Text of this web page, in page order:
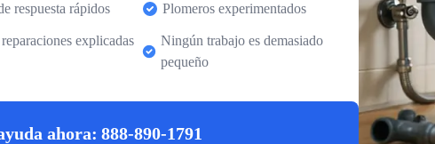
respuesta rápidos Plomeros experimentados
explicadas
Ningún trabajo es demasiado
pequeño
ahora: 888-890-1791